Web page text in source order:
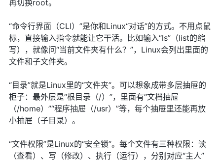
再切换root。
“命令行界面（CLI）”是你和Linux“对话”的方式。不用点鼠
标，直接输入指令就能让它干活。比如输入“ls”（list的缩
写），就像问“当前文件夹有什么？”，Linux会列出里面的
文件和子文件夹。
“目录”就是Linux里的“文件夹”。可以想象成带多层抽屉的
柜子：最外层是“根目录（/）”，里面有“文档抽屉
（/home）”“程序抽屉（/usr）”等，每个抽屉里还能再放
小抽屉（子目录）。
“文件权限”是Linux的“安全锁”。每个文件有三种权限：读
（查看）、写（修改）、执行（运行），分别对应“主人”